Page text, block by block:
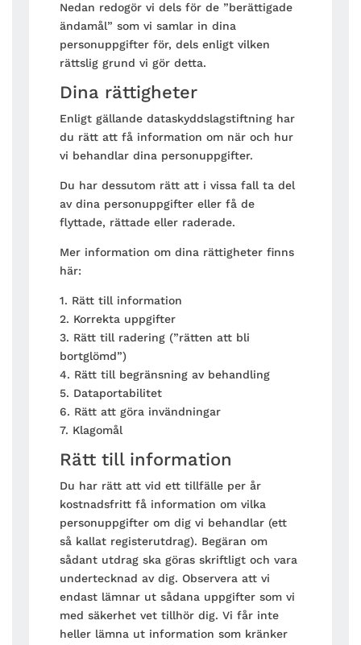
Nedan redogör vi dels för de ”berättigade
ändamål” som vi samlar in dina
personuppgifter för, dels enligt vilken
rättslig grund vi gör detta.
Dina rättigheter
Enligt gällande dataskyddslagstiftning har
du rätt att få information om när och hur
vi behandlar dina personuppgifter.
Du har dessutom rätt att i vissa fall ta del
av dina personuppgifter eller få de
flyttade, rättade eller raderade.
Mer information om dina rättigheter finns
här:
1. Rätt till information
2. Korrekta uppgifter
3. Rätt till radering (”rätten att bli
bortglömd”)
4. Rätt till begränsning av behandling
5. Dataportabilitet
6. Rätt att göra invändningar
7. Klagomål
Rätt till information
Du har rätt att vid ett tillfälle per år
kostnadsfritt få information om vilka
personuppgifter om dig vi behandlar (ett
så kallat registerutdrag). Begäran om
sådant utdrag ska göras skriftligt och vara
undertecknad av dig. Observera att vi
endast lämnar ut sådana uppgifter som vi
med säkerhet vet tillhör dig. Vi får inte
heller lämna ut information som kränker